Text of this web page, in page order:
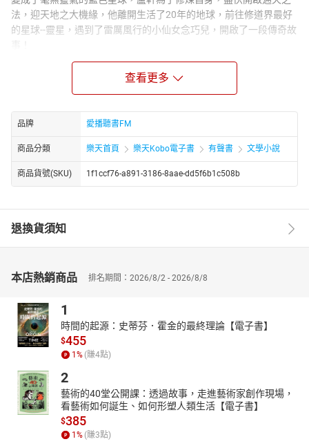
法，迎天地之大機緣，他離開生活了20年的地球，前往修道界最好
的星球--靈星，遇到了雷厲風行的小仙女念巧兒，開啟了一段傳奇故
24異界龍印之尊(二十四)
25異界龍印之尊(二十五)
26異界龍印之尊(二十六)
27異界龍印之尊(二十七)
28異界龍印之尊(二十八)
29異界龍印之尊(二十九)
30異界龍印之尊(三十)
33異界龍印之尊(三十三)
查看更多
品牌 愛播聽書FM
商品分類 樂天首頁 樂天Kobo電子書 有聲書 文學小說
商品貨號(SKU) 1f1ccf76-a891-3186-8aae-dd5f6b1c508b
退換貨須知
本店熱銷商品 排名期間：2026/8/2 - 2026/8/8
1
時間的起源：史蒂芬．霍金的最終理論【電子書】
$455
1 % (賺4點)
2
藝術的40堂公開課：透過故事，走進藝術家創作現場，
看藝術如何誕生、如何形塑人類生活【電子書】
$385
1 % (賺3點)